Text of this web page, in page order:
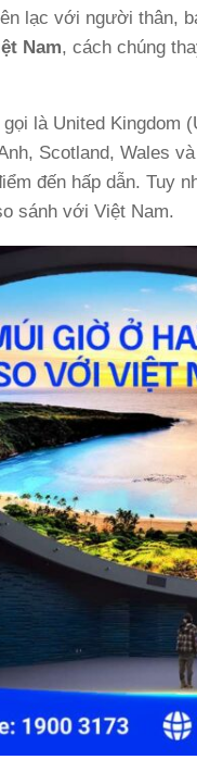
lạc với người thân,
Nam, cách chúng
là United Kingdom
Scotland, Wales
đến hấp dẫn.
sánh với Việt Nam.